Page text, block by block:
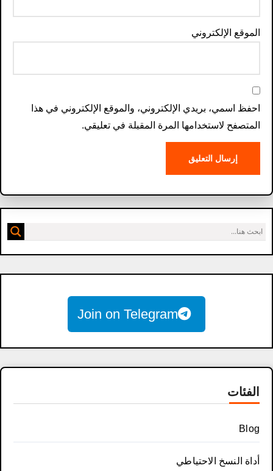
الموقع الإلكتروني
احفظ اسمي، بريدي الإلكتروني، والموقع الإلكتروني في هذا
المتصفح لاستخدامها المرة المقبلة في تعليقي.
Join on Telegram
الفئات
Blog
أداة النسخ الاحتياطي